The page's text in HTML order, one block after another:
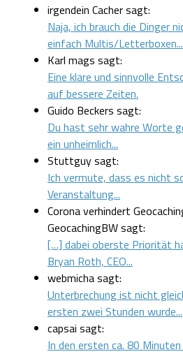
irgendein Cacher sagt:
Naja, ich brauch die Dinger
einfach Multis/Letterboxen...
Karl mags sagt:
Eine klare und sinnvolle
auf bessere Zeiten.
Guido Beckers sagt:
Du hast sehr wahre Worte
ein unheimlich...
Stuttguy sagt:
Ich vermute, dass es nicht
Veranstaltung...
Corona verhindert
GeocachingBW sagt:
[…] dabei oberste Priorität
Bryan Roth, CEO...
webmicha sagt:
Unterbrechung ist nicht
ersten zwei Stunden wurde...
capsai sagt:
In den ersten ca. 80